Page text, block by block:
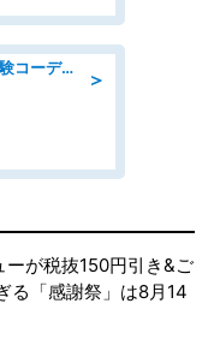
＞
「土日祝休み」医療機関での治験コーディネーターのお仕事/看護師
ーが税抜150円引き&ご
る「感謝祭」は8月14